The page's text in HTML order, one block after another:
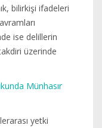
bilirkişi ifadeleri
ise delillerin
üzerinde
Münhasır
yetki